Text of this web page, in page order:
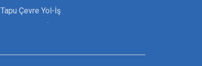
Tapu Çevre Yol-İş
Uzman Diyanet - Sen